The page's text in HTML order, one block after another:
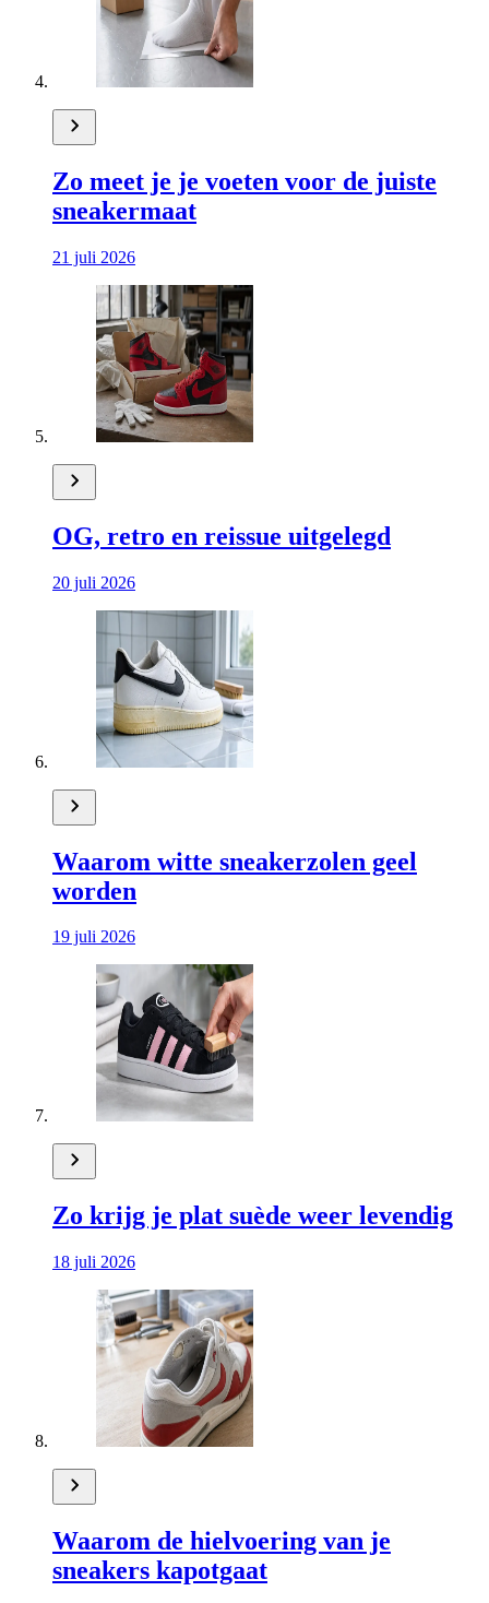
Zo meet je je voeten voor de juiste
sneakermaat
21 juli 2026
OG, retro en reissue uitgelegd
20 juli 2026
Waarom witte sneakerzolen geel
worden
19 juli 2026
Zo krijg je plat suède weer levendig
18 juli 2026
Waarom de hielvoering van je
sneakers kapotgaat